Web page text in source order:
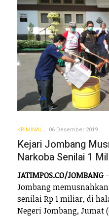
KRIMINAL 06 Desember 2019
Kejari Jombang
Narkoba Senilai 1
JATIMPOS.CO/JOMBANG
Jombang
senilai Rp 1 miliar, di
Negeri Jombang, Jumat